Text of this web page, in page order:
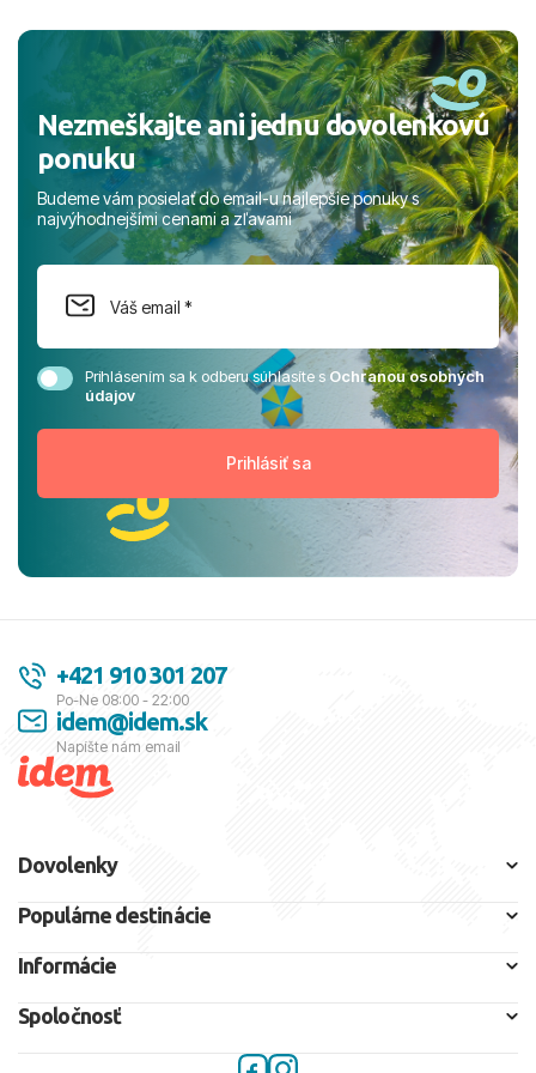
Nezmeškajte ani jednu dovolenkovú
ponuku
Budeme vám posielať do email-u najlepšie ponuky s
najvýhodnejšími cenami a zľavami
Prihlásením sa k odberu súhlasíte sOchranou osobných
údajov
+421 910 301 207
Po-Ne 08:00 - 22:00
idem@idem.sk
Napíšte nám email
Dovolenky
Populárne destinácie
Informácie
Spoločnosť